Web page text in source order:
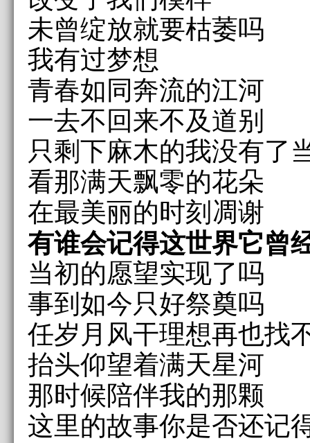
未曾绽放就要枯萎吗
我有过梦想
青春如同奔流的江河
一去不回来不及道别
只剩下麻木的我没有了
看那满天飘零的花朵
在最美丽的时刻凋谢
有谁会记得这世界它曾
当初的愿望实现了吗
事到如今只好祭奠吗
任岁月风干理想再也找
抬头仰望着满天星河
那时候陪伴我的那颗
这里的故事你是否还记